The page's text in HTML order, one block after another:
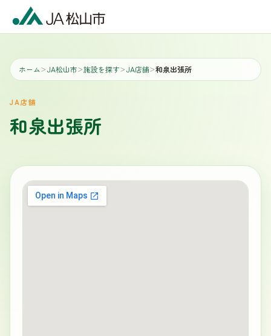
ホーム＞ JA松山市＞施設を探す＞ JA店舗＞和泉出張所
JA店舗
和泉出張所